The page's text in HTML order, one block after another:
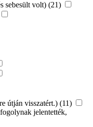
sebesült volt) (21)
útján visszatért.) (11)
jelentették,